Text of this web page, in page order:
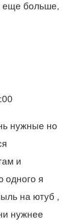
еще больше,
нужные но
и
одного я
на ютуб ,
нужнее